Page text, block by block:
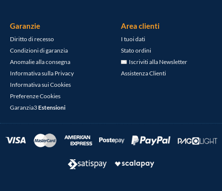
Garanzie
Diritto di recesso
Condizioni di garanzia
Anomalie alla consegna
Informativa sulla Privacy
Informativa sui Cookies
Preferenze Cookies
Garanzia3Estensioni
Area clienti
I tuoi dati
Stato ordini
Iscriviti alla Newsletter
Assistenza Clienti